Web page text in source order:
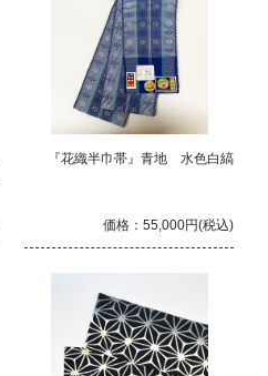
『花織半巾帯』青地 水色白縞
価格：55,000円(税込)